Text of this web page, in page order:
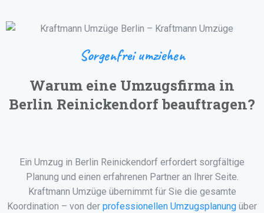
Sorgenfrei umziehen
Warum eine Umzugsfirma in
Berlin Reinickendorf beauftragen?
Ein Umzug in Berlin Reinickendorf erfordert sorgfältige
Planung und einen erfahrenen Partner an Ihrer Seite.
Kraftmann Umzüge übernimmt für Sie die gesamte
Koordination – von der professionellen Umzugsplanung über